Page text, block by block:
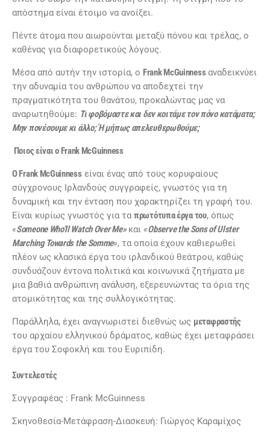
απόστημα είναι έτοιμο να ανοίξει.
Πέντε άτομα που αιωρούνται μεταξύ πόνου και τρέλας, ο
καθένας για διαφορετικούς λόγους.
Μέσα από αυτήν την ιστορία, ο Frank McGuinnessαναδεικνύει
την αδυναμία του ανθρώπου να αποδεχτεί την
πραγματικότητα του θανάτου, προκαλώντας μας να
αναρωτηθούμε: Τι φοβόμαστε και δεν κοιτάμε τον πόνο κατάματα;
Μην πονέσουμε κι άλλο; Ή μήπως απελευθερωθούμε;
Ποιος είναι ο Frank McGuinness
Ο Frank McGuinnessείναι ένας από τους κορυφαίους
σύγχρονους Ιρλανδούς συγγραφείς, γνωστός για τη
δυναμική και την ένταση που χαρακτηρίζει τη γραφή του.
Είναι κυρίως γνωστός για ταπρωτότυπα έργα του, όπως
«Someone Who’ll Watch Over Me»και «Observe the Sons of Ulster
Marching Towards the Somme», τα οποία έχουν καθιερωθεί
πλέον ως κλασικά έργα του ιρλανδικού θεάτρου, καθώς
συνδυάζουν έντονα πολιτικά και κοινωνικά ζητήματα με
μια βαθιά ανθρώπινη ανάλυση, εξερευνώντας τα όρια της
ατομικότητας και της συλλογικότητας.
Παράλληλα, έχει αναγνωριστεί διεθνώς ως μεταφραστής
του αρχαίου ελληνικού δράματος, καθώς έχει μεταφράσει
έργα του Σοφοκλή και του Ευριπίδη.
Συντελεστές
Συγγραφέας : Frank McGuinness
Σκηνοθεσία-Μετάφραση-Διασκευή: Γιώργος Καραμίχος